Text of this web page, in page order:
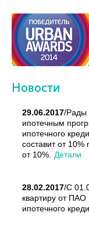
Новости
29.06.2017/Рады
ипотечным
ипотечного
составит от 10%
от 10%.
Детали
28.02.2017/С
квартиру от
ипотечного